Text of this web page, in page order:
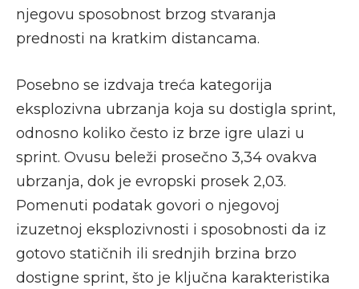
njegovu sposobnost brzog stvaranja
prednosti na kratkim distancama.
Posebno se izdvaja treća kategorija
eksplozivna ubrzanja koja su dostigla sprint,
odnosno koliko često iz brze igre ulazi u
sprint. Ovusu beleži prosečno 3,34 ovakva
ubrzanja, dok je evropski prosek 2,03.
Pomenuti podatak govori o njegovoj
izuzetnoj eksplozivnosti i sposobnosti da iz
gotovo statičnih ili srednjih brzina brzo
dostigne sprint, što je ključna karakteristika